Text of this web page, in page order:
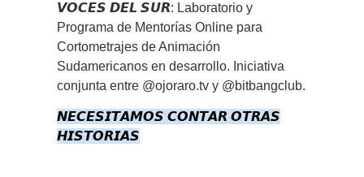
𝙑𝙊𝘾𝙀𝙎 𝘿𝙀𝙇 𝙎𝙐𝙍: Laboratorio y
Programa de Mentorías Online para
Cortometrajes de Animación
Sudamericanos en desarrollo. Iniciativa
conjunta entre @ojoraro.tv y @bitbangclub.
𝙉𝙀𝘾𝙀𝙎𝙄𝙏𝘼𝙈𝙊𝙎 𝘾𝙊𝙉𝙏𝘼𝙍 𝙊𝙏𝙍𝘼𝙎
𝙃𝙄𝙎𝙏𝙊𝙍𝙄𝘼𝙎